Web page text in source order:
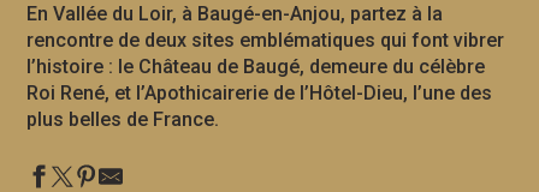
En Vallée du Loir, à Baugé-en-Anjou, partez à la
rencontre de deux sites emblématiques qui font vibrer
l’histoire : le Château de Baugé, demeure du célèbre
Roi René, et l’Apothicairerie de l’Hôtel-Dieu, l’une des
plus belles de France.